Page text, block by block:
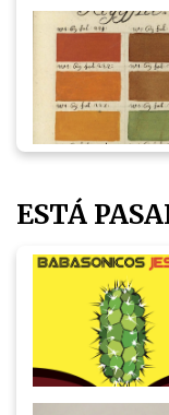
ESTÁ